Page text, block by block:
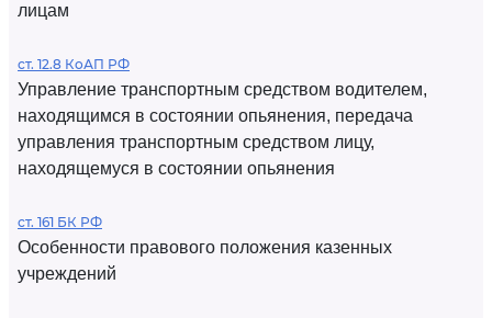
лицам
ст. 12.8 КоАП РФ
Управление транспортным средством водителем,
находящимся в состоянии опьянения, передача
управления транспортным средством лицу,
находящемуся в состоянии опьянения
ст. 161 БК РФ
Особенности правового положения казенных
учреждений